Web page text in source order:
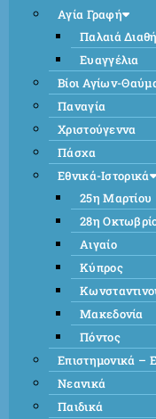
Αγία Γραφή
Παλαιά
Ευαγγέλια
Βίοι Αγίων-
Παναγία
Χριστούγεννα
Πάσχα
Εθνικά-Ιστορικά
25η Μαρτίου
28η
Αιγαίο
Κύπρος
Μακεδονία
Πόντος
Επιστημονικά –
Νεανικά
Παιδικά